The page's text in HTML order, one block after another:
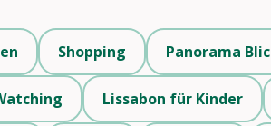
Shopping Panorama
Lissabon für Kinder